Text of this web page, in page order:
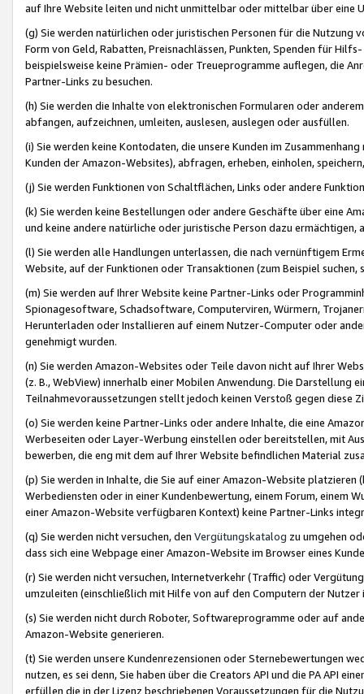
auf Ihre Website leiten und nicht unmittelbar oder mittelbar über eine
(g) Sie werden natürlichen oder juristischen Personen für die Nutzung
Form von Geld, Rabatten, Preisnachlässen, Punkten, Spenden für
beispielsweise keine Prämien- oder Treueprogramme auflegen, die
Partner-Links zu besuchen.
(h) Sie werden die Inhalte von elektronischen Formularen oder
abfangen, aufzeichnen, umleiten, auslesen, auslegen oder ausfüllen.
(i) Sie werden keine Kontodaten, die unsere Kunden im
Kunden der Amazon-Websites), abfragen, erheben, einholen,
(j) Sie werden Funktionen von Schaltflächen, Links oder andere
(k) Sie werden keine Bestellungen oder andere Geschäfte über eine
und keine andere natürliche oder juristische Person dazu
(l) Sie werden alle Handlungen unterlassen, die nach vernünftigem
Website, auf der Funktionen oder Transaktionen (zum Beispiel
(m) Sie werden auf Ihrer Website keine Partner-Links oder
Spionagesoftware, Schadsoftware, Computerviren, Würmern,
Herunterladen oder Installieren auf einem Nutzer-Computer oder
genehmigt wurden.
(n) Sie werden Amazon-Websites oder Teile davon nicht auf Ihrer
(z. B., WebView) innerhalb einer Mobilen Anwendung. Die Darstellung
Teilnahmevoraussetzungen stellt jedoch keinen Verstoß gegen diese
(o) Sie werden keine Partner-Links oder andere Inhalte, die eine
Werbeseiten oder Layer-Werbung einstellen oder bereitstellen, mit
bewerben, die eng mit dem auf Ihrer Website befindlichen Material
(p) Sie werden in Inhalte, die Sie auf einer Amazon-Website
Werbediensten oder in einer Kundenbewertung, einem Forum, einem
einer Amazon-Website verfügbaren Kontext) keine Partner-Links
(q) Sie werden nicht versuchen, den Vergütungskatalog zu umgehen
dass sich eine Webpage einer Amazon-Website im Browser eines
(r) Sie werden nicht versuchen, Internetverkehr (Traffic) oder
umzuleiten (einschließlich mit Hilfe von auf den Computern der
(s) Sie werden nicht durch Roboter, Softwareprogramme oder auf
Amazon-Website generieren.
(t) Sie werden unsere Kundenrezensionen oder Sternebewertungen
nutzen, es sei denn, Sie haben über die Creators API und die PA API
erfüllen die in der Lizenz beschriebenen Voraussetzungen für die